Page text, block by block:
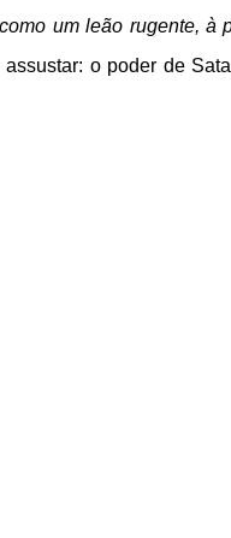
um leão rugente, à
o poder de